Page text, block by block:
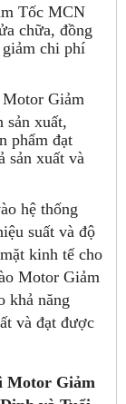
Tốc MCN
chữa, đồng
chi phí
Giảm
xuất,
phẩm đạt
sản xuất và
hệ thống
suất và độ
kinh tế cho
Motor Giảm
khả năng
và đạt được
Motor Giảm